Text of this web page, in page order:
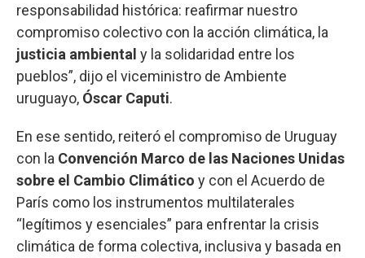
responsabilidad histórica: reafirmar nuestro
compromiso colectivo con la acción climática, la
justicia ambiental y la solidaridad entre los
pueblos”, dijo el viceministro de Ambiente
uruguayo, Óscar Caputi.
En ese sentido, reiteró el compromiso de Uruguay
con la Convención Marco de las Naciones Unidas
sobre el Cambio Climático y con el Acuerdo de
París como los instrumentos multilaterales
“legítimos y esenciales” para enfrentar la crisis
climática de forma colectiva, inclusiva y basada en